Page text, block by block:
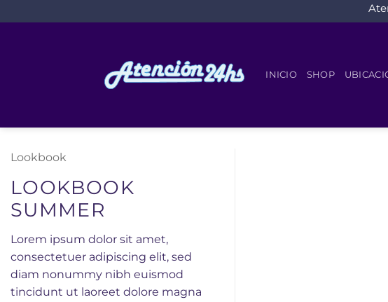
al
INICIO SHOP
Lookbook
LOOKBOOK
SUMMER
Lorem ipsum dolor sit amet,
consectetuer adipiscing elit, sed
diam nonummy nibh euismod
tincidunt ut laoreet dolore magna